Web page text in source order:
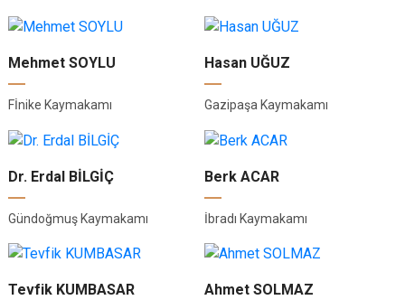
Mehmet SOYLU
Fİnike Kaymakamı
Hasan UĞUZ
Gazipaşa Kaymakamı
Dr. Erdal BİLGİÇ
Gündoğmuş Kaymakamı
Berk ACAR
İbradı Kaymakamı
Tevfik KUMBASAR Ahmet SOLMAZ